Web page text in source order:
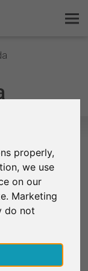
properly,
we use
on our
Marketing
do not
e
e Barbuda